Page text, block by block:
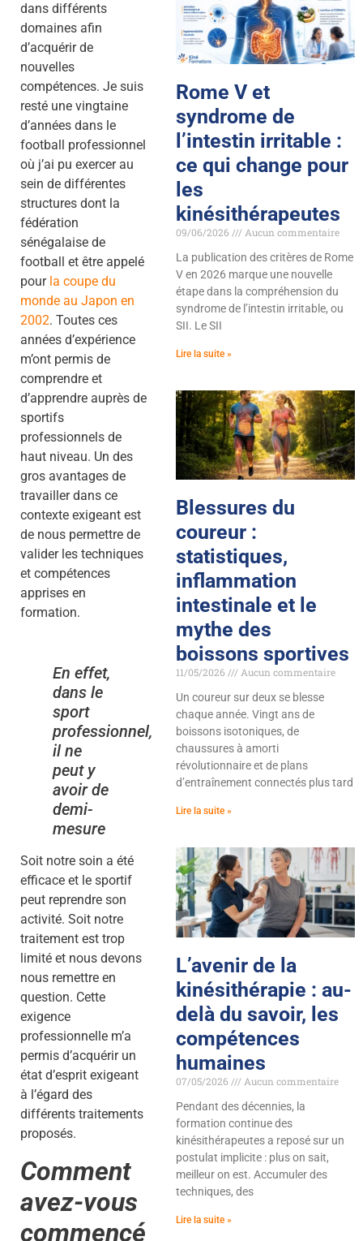
dans différents
domaines afin
d’acquérir de
nouvelles
compétences. Je suis
resté une vingtaine
d’années dans le
football professionnel
où j’ai pu exercer au
sein de différentes
structures dont la
fédération
sénégalaise de
football et être appelé
pourla coupe du
monde au Japon en
2002. Toutes ces
années d’expérience
m’ont permis de
comprendre et
d’apprendre auprès de
sportifs
professionnels de
haut niveau. Un des
gros avantages de
travailler dans ce
contexte exigeant est
de nous permettre de
valider les techniques
et compétences
apprises en
formation.
En effet,
dans le
sport
professionnel,
il ne
peut y
avoir de
demi-
mesure
Soit notre soin a été
efficace et le sportif
peut reprendre son
activité. Soit notre
traitement est trop
limité et nous devons
nous remettre en
question. Cette
exigence
professionnelle m’a
permis d’acquérir un
état d’esprit exigeant
à l’égard des
différents traitements
proposés.
Comment
avez-vous
commencé
Rome V et
syndrome de
l’intestin irritable :
ce qui change pour
les
kinésithérapeutes
09/06/2026
Aucun commentaire
La publication des critères de Rome
V en 2026 marque une nouvelle
étape dans la compréhension du
syndrome de l’intestin irritable, ou
SII. Le SII
Lire la suite »
Blessures du
coureur :
statistiques,
inflammation
intestinale et le
mythe des
boissons sportives
11/05/2026
Aucun commentaire
Un coureur sur deux se blesse
chaque année. Vingt ans de
boissons isotoniques, de
chaussures à amorti
révolutionnaire et de plans
d’entraînement connectés plus tard
Lire la suite »
L’avenir de la
kinésithérapie : au-
delà du savoir, les
compétences
humaines
07/05/2026
Aucun commentaire
Pendant des décennies, la
formation continue des
kinésithérapeutes a reposé sur un
postulat implicite : plus on sait,
meilleur on est. Accumuler des
techniques, des
Lire la suite »